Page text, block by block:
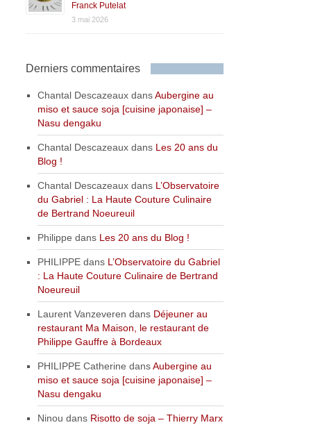
Franck Putelat
3 mai 2026
Derniers commentaires
Chantal Descazeaux dansAubergine au
miso et sauce soja [cuisine japonaise] –
Nasu dengaku
Chantal Descazeaux dans Les 20 ans du
Blog !
Chantal Descazeaux dans L’Observatoire
du Gabriel : La Haute Couture Culinaire
de Bertrand Noeureuil
Philippe dans Les 20 ans du Blog !
PHILIPPE dans L’Observatoire du Gabriel
: La Haute Couture Culinaire de Bertrand
Noeureuil
Laurent Vanzeveren dans Déjeuner au
restaurant Ma Maison, le restaurant de
Philippe Gauffre à Bordeaux
PHILIPPE Catherine dansAubergine au
miso et sauce soja [cuisine japonaise] –
Nasu dengaku
Ninou dans Risotto de soja – Thierry Marx